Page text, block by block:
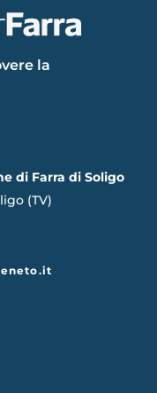
la
di Farra di Soligo
(TV)